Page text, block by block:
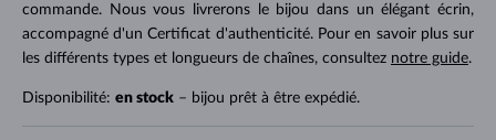
commande. Nous vous livrerons le bijou dans un élégant écrin,
accompagné d'un Certificat d'authenticité. Pour en savoir plus sur
les différents types et longueurs de chaînes, consultez notre guide.
Disponibilité: en stock– bijou prêt à être expédié.